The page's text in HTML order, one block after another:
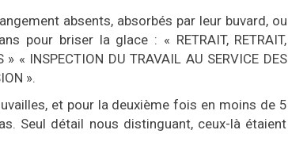
absents, absorbés par leur buvard, ou
pour briser la glace : « RETRAIT, RETRAIT,
» « INSPECTION DU TRAVAIL AU SERVICE DES
».
et pour la deuxième fois en moins de 5
Seul détail nous distinguant, ceux-là étaient